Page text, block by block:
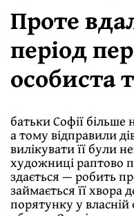
Проте
період
особиста
батьки Софії більше
а тому відправили
вилікувати її були
художниці раптово
здається — робить
займається її
порятунку у власній